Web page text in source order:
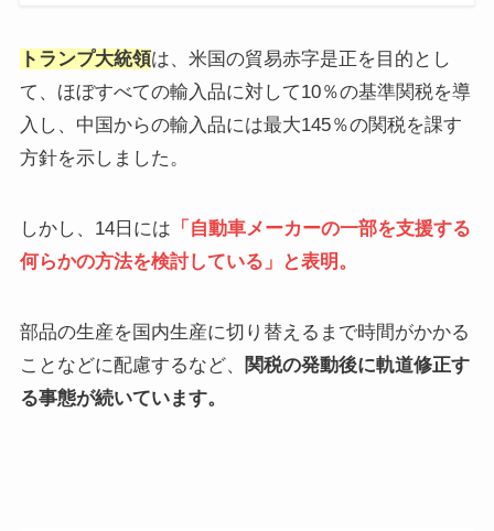
トランプ大統領は、米国の貿易赤字是正を目的とし
て、ほぼすべての輸入品に対して10％の基準関税を導
入し、中国からの輸入品には最大145％の関税を課す
方針を示しました。
しかし、14日には 「自動車メーカーの一部を支援する
何らかの方法を検討している」と表明。
部品の生産を国内生産に切り替えるまで時間がかかる
ことなどに配慮するなど、
関税の発動後に軌道修正す
る事態が続いています。